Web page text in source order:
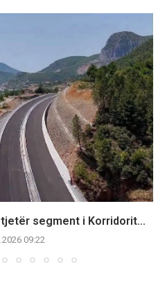
segment i Korridorit...
09:22